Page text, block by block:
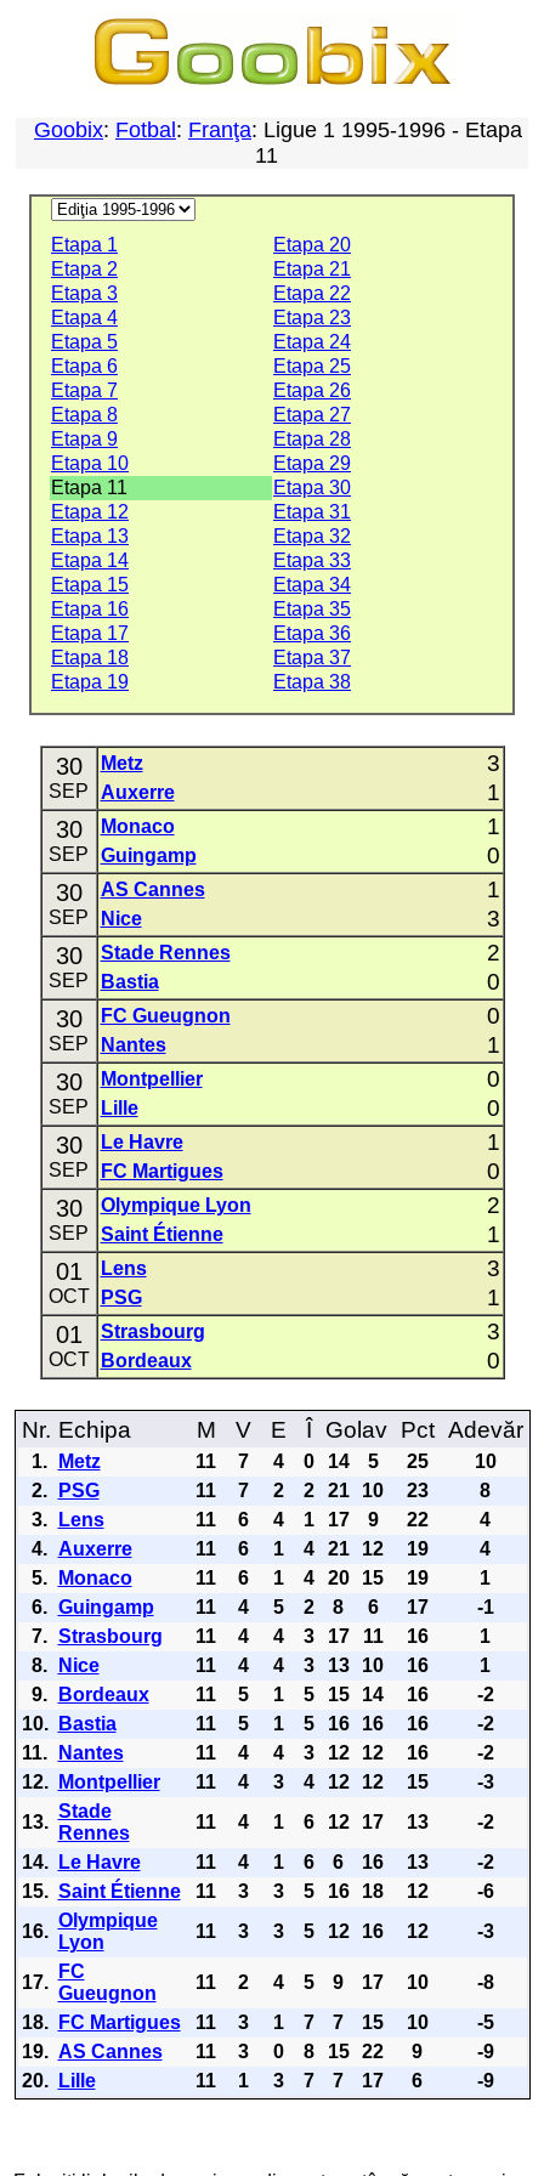
Goobix: Fotbal : Franţa: Ligue 1 1995-1996 - Etapa
11
Etapa 1
Etapa 20
Etapa 2
Etapa 21
Etapa 3
Etapa 22
Etapa 4
Etapa 23
Etapa 5
Etapa 24
Etapa 6
Etapa 25
Etapa 7
Etapa 26
Etapa 8
Etapa 27
Etapa 9
Etapa 28
Etapa 10
Etapa 29
Etapa 11
Etapa 30
Etapa 12
Etapa 31
Etapa 13
Etapa 32
Etapa 14
Etapa 33
Etapa 15
Etapa 34
Etapa 16
Etapa 35
Etapa 17
Etapa 36
Etapa 18
Etapa 37
Etapa 19
Etapa 38
30
SEP
Metz 3
Auxerre 1
30
SEP
Monaco 1
Guingamp 0
30
SEP
AS Cannes 1
Nice 3
30
SEP
Stade Rennes 2
Bastia 0
30
SEP
FC Gueugnon 0
Nantes 1
30
SEP
Montpellier 0
Lille 0
30
SEP
Le Havre 1
FC Martigues 0
30
SEP
Olympique Lyon 2
Saint Étienne 1
01
OCT
Lens 3
PSG 1
01
OCT
Strasbourg 3
Bordeaux 0
Nr. Echipa M V E Î Golav Pct Adevăr
1. Metz 11 7 4 0 14 5 25
10
2.
PSG 11 7 2 2 21 10 23
8
3.
Lens 11 6 4 1 17 9 22
4
4. Auxerre 11 6 1 4 21 12 19
4
5.
Monaco 11 6 1 4 20 15 19
1
6. Guingamp 11 4 5 2 8 6 17
-1
7. Strasbourg 11 4 4 3 17 11 16
1
8.
Nice 11 4 4 3 13 10 16
1
9.
Bordeaux 11 5 1 5 15 14 16
-2
10.
Bastia 11 5 1 5 16 16 16
-2
11.
Nantes 11 4 4 3 12 12 16
-2
12.
Montpellier 11 4 3 4 12 12 15
-3
13.
Stade
Rennes
11 4 1 6 12 17 13
-2
14.
Le Havre 11 4 1 6 6 16 13
-2
15. Saint Étienne 11 3 3 5 16 18 12
-6
16.
Olympique
Lyon
11 3 3 5 12 16 12 -3
17.
FC
Gueugnon
11 2 4 5 9 17 10
-8
18.
FC Martigues 11 3 1 7 7 15 10
-5
19. AS Cannes 11 3 0 8 15 22 9
-9
20.
Lille 11 1 3 7 7 17 6 -9